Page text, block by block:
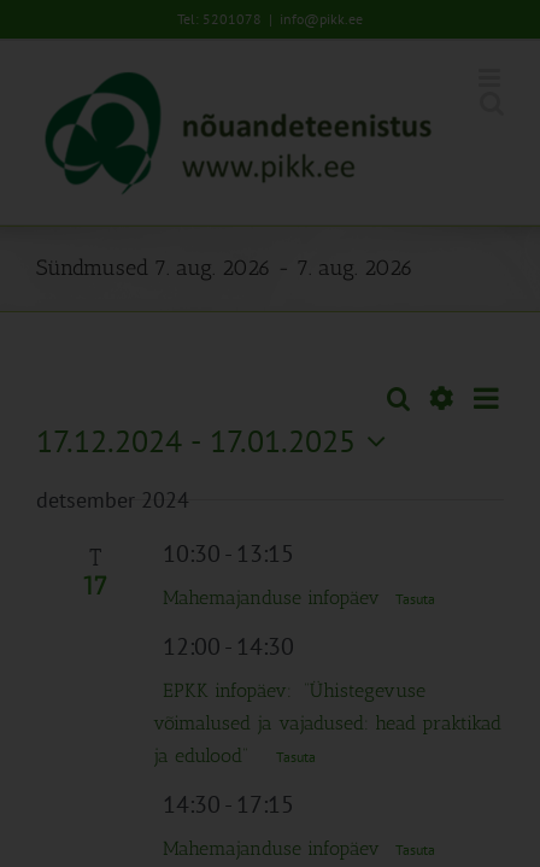
to
Tel: 5201078 | info@pikk.ee
Sündmused 7. aug. 2026 - 7. aug. 2026
Sündmused
Search
Otsi
17.12.2024 - 17.01.2025
kuupäev.
detsember 2024
T
17
10:30- 13:15
Mahemajanduse infopäev Tasuta
12:00- 14:30
EPKK infopäev: “Ühistegevuse
võimalused ja vajadused: head praktikad
ja edulood”
Tasuta
14:30- 17:15
Mahemajanduse infopäev Tasuta